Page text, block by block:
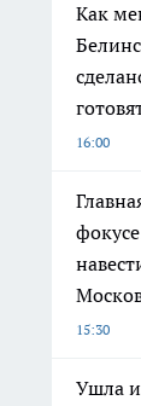
Как
16:00
15:30
Ушла